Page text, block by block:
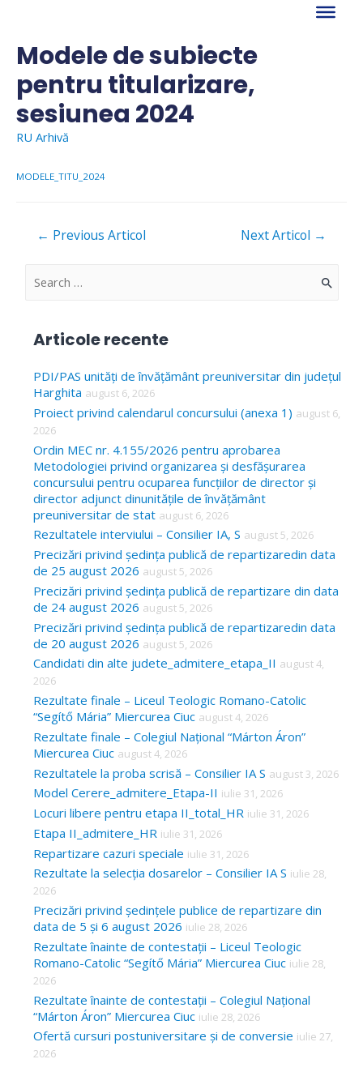
contentModele de subiecte
pentru titularizare,
sesiunea 2024
RU Arhivă
MODELE_TITU_2024
Navigare
← Previous Articol Next Articol →
S
c
h
f
o
r
Articole recente
PDI/PAS unități de învățământ preuniversitar din județul
Harghita august 6, 2026
Proiect privind calendarul concursului (anexa 1) august 6,
2026
Ordin MEC nr. 4.155/2026 pentru aprobarea
Metodologiei privind organizarea și desfășurarea
concursului pentru ocuparea funcțiilor de director și
director adjunct dinunitățile de învățământ
preuniversitar de stat august 6, 2026
Rezultatele interviului – Consilier IA, S august 5, 2026
Precizări privind ședința publică de repartizaredin data
de 25 august 2026 august 5, 2026
Precizări privind ședința publică de repartizare din data
de 24 august 2026 august 5, 2026
Precizări privind ședința publică de repartizaredin data
de 20 august 2026 august 5, 2026
Candidati din alte judete_admitere_etapa_II august 4,
2026
Rezultate finale – Liceul Teologic Romano-Catolic
“Segítő Mária” Miercurea Ciuc august 4, 2026
Rezultate finale – Colegiul Național “Márton Áron”
Miercurea Ciuc august 4, 2026
Rezultatele la proba scrisă – Consilier IA S august 3, 2026
Model Cerere_admitere_Etapa-II iulie 31, 2026
Locuri libere pentru etapa II_total_HR iulie 31, 2026
Etapa II_admitere_HR iulie 31, 2026
Repartizare cazuri speciale iulie 31, 2026
Rezultate la selecția dosarelor – Consilier IA S iulie 28,
2026
Precizări privind ședințele publice de repartizare din
data de 5 și 6 august 2026 iulie 28, 2026
Rezultate înainte de contestații – Liceul Teologic
Romano-Catolic “Segítő Mária” Miercurea Ciuc iulie 28,
2026
Rezultate înainte de contestații – Colegiul Național
“Márton Áron” Miercurea Ciuc iulie 28, 2026
Ofertă cursuri postuniversitare și de conversie iulie 27,
2026